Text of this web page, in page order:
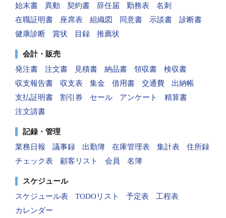
始末書
異動 契約書 辞任届 勤務表
名刺
在職証明書
座席表 組織図 同意書 示談書
診断書
健康診断
賞状 目録 推薦状
会計・販売
発注書
注文書 見積書 納品書 領収書
検収書
収支報告書
収支表 集金 借用書 交通費
出納帳
支払証明書
割引券 セール アンケート
精算書
注文請書
記録・管理
業務日報
議事録 出勤簿 在庫管理表 集計表
住所録
チェック表
顧客リスト 会員 名簿
スケジュール
スケジュール表
TODOリスト 予定表
工程表
カレンダー